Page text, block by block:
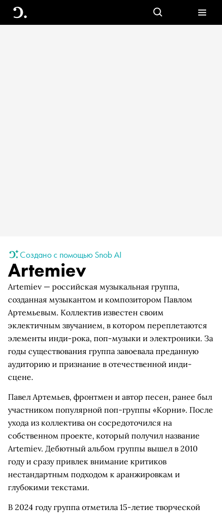
Создано с помощью Snob AI
Artemiev
Artemiev — российская музыкальная группа,
созданная музыкантом и композитором Павлом
Артемьевым. Коллектив известен своим
эклектичным звучанием, в котором переплетаются
элементы инди-рока, поп-музыки и электроники. За
годы существования группа завоевала преданную
аудиторию и признание в отечественной инди-
сцене.
Павел Артемьев, фронтмен и автор песен, ранее был
участником популярной поп-группы «Корни». После
ухода из коллектива он сосредоточился на
собственном проекте, который получил название
Artemiev. Дебютный альбом группы вышел в 2010
году и сразу привлек внимание критиков
нестандартным подходом к аранжировкам и
глубокими текстами.
В 2024 году группа отметила 15-летие творческой